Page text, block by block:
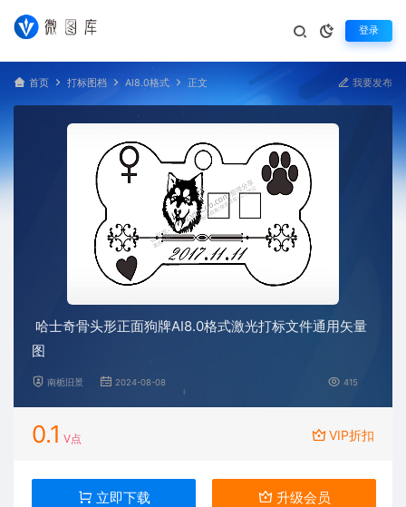
登录
首页 打标图档 AI8.0格式 正文 我要发布
哈士奇骨头形正面狗牌AI8.0格式激光打标文件通用矢量
图
南栀旧景 2024-08-08 415
0.1 V点 VIP折扣
立即下载 升级会员